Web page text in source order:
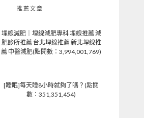
推薦文章
埋線減肥｜埋線減肥專科 埋線推薦 減
肥診所推薦 台北埋線推薦 新北埋線推
薦 中醫減肥(點閱數：3,994,001,769)
[睡眠]每天睡8小時就夠了嗎？(點閱
數：351,351,454)